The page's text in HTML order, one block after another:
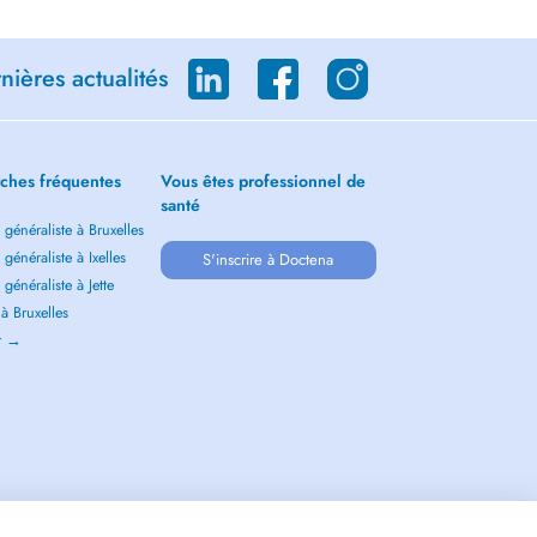
actualités
fréquentes
à Bruxelles
à Ixelles
à Jette
Bruxelles
→
Vous êtes professionnel de
santé
S'inscrire à Doctena